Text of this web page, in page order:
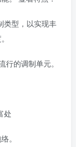
类型，以实现丰
的调制单元。
处
。